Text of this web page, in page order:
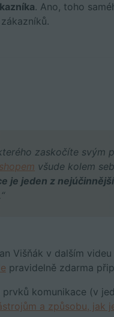
. Ano, toho
zaskočíte svým
všude kolem
je jeden z
Višňák v dalším
pravidelně zdarma
komunikace (v
a způsobu, jak